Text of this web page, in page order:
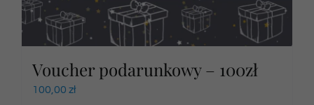
Voucher podarunkowy – 100zł
100,00 zł